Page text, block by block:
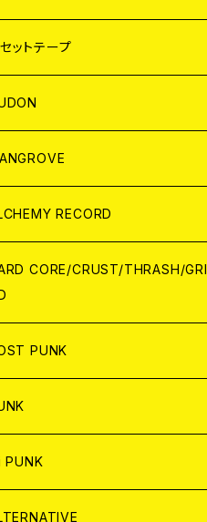
ットテープ
レル
ログ
CONTENTS
RECORD
CORE/CRUST/THRASH/GRI
PUNK
PUNK